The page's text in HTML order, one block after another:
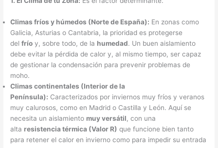
Climas fríos y húmedos (Norte de España): En zonas como
Galicia, Asturias o Cantabria, la prioridad es protegerse
delfrío y, sobre todo, de la humedad. Un buen aislamiento
debe evitar la pérdida de calor y, al mismo tiempo, ser capaz
de gestionar la condensación para prevenir problemas de
moho.
Climas continentales (Interior de la
Península): Caracterizados por inviernos muy fríos y veranos
muy calurosos, como en Madrid o Castilla y León. Aquí se
necesita un aislamiento muy versátil, con una
alta resistencia térmica (Valor R) que funcione bien tanto
para retener el calor en invierno como para impedir su entrada